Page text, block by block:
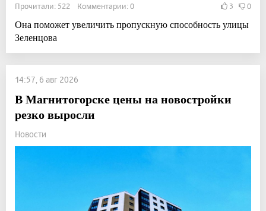
Прочитали: 522 Комментарии: 0 3 0
Она поможет увеличить пропускную способность улицы
Зеленцова
14:57, 6 авг 2026
В Магнитогорске цены на новостройки
резко выросли
Новости